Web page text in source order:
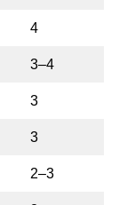
4
3–4
3
3
2–3